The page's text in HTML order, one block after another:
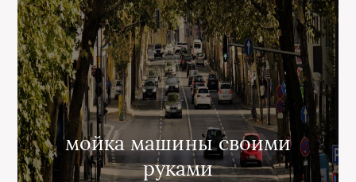
мойка машины своими
руками